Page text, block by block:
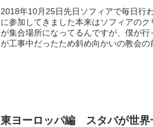
2018年10月25日先日ソフィアで毎日行
に参加してきました本来はソフィアの
が集合場所になってるんですが、僕が
が工事中だったため斜め向かいの教会の
東ヨーロッパ編 スタバが世界